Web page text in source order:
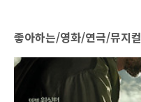
좋아하는/영화/연극/뮤지컬